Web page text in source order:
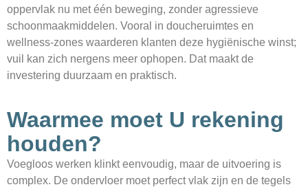
oppervlak nu met één beweging, zonder agressieve
schoonmaak­middelen. Vooral in doucheruimtes en
wellness-zones waarderen klanten deze hygiënische winst;
vuil kan zich nergens meer ophopen. Dat maakt de
investering duurzaam en praktisch.
Waarmee moet U rekening
houden?
Voegloos werken klinkt eenvoudig, maar de uitvoering is
complex. De ondervloer moet perfect vlak zijn en de tegels